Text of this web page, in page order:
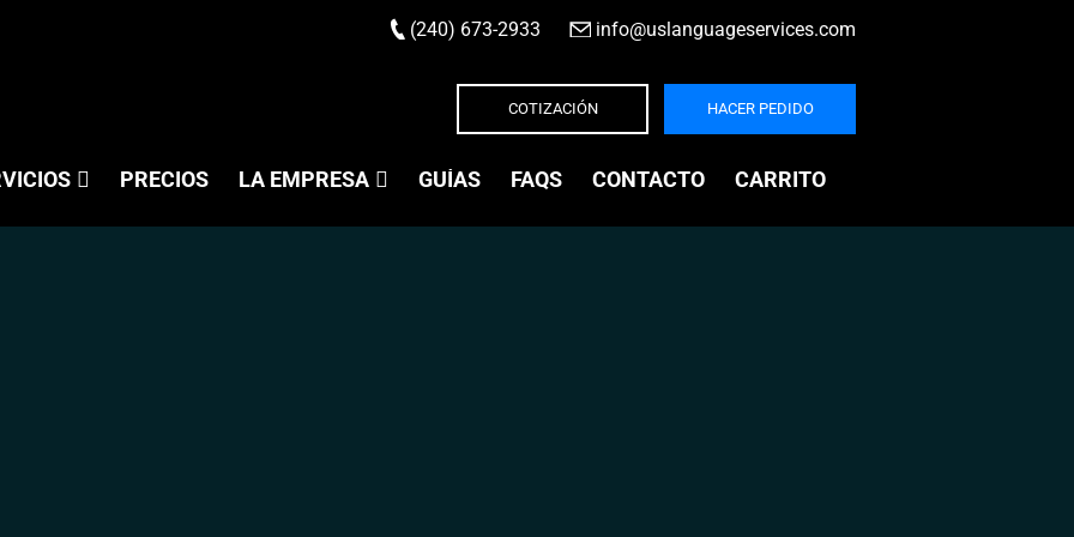
(240) 673-2933 info@uslanguageservices.com
COTIZACIÓN HACER PEDIDO
PRECIOS LA EMPRESA GUÍAS FAQS CONTACTO CARRITO